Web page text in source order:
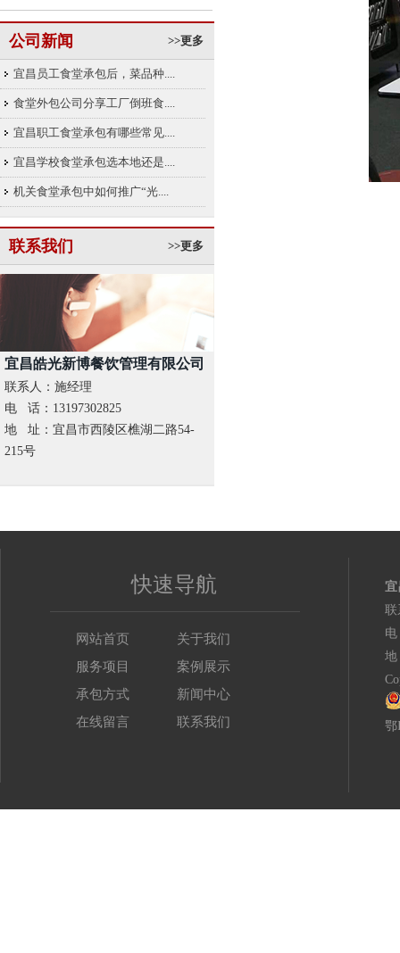
公司新闻 >>更多
宜昌员工食堂承包后，菜品种....
食堂外包公司分享工厂倒班食....
宜昌职工食堂承包有哪些常见....
宜昌学校食堂承包选本地还是....
机关食堂承包中如何推广“光....
联系我们 >>更多
宜昌皓光新博餐饮管理有限公司
联系人：施经理
电 话：13197302825
地 址：宜昌市西陵区樵湖二路54-
215号
快速导航
网站首页
关于我们
服务项目
案例展示
承包方式
新闻中心
在线留言
联系我们
宜
联
地
鄂